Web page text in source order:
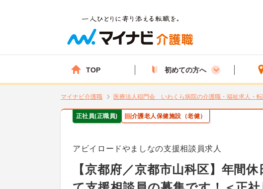
TOP 初めての方へ
マイナビ介護職 医療法人稲門会 いわくら病院の介護職・福祉求人・
正社員(正職員) 介護老人保健施設（老健）
アビイロードやましなの支援相談員求人
【京都府／京都市山科区】年間